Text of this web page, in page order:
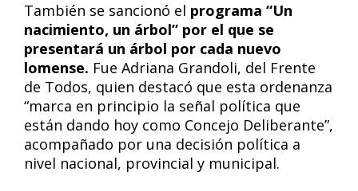
También se sancionó el programa “Un
nacimiento, un árbol” por el que se
presentará un árbol por cada nuevo
lomense. Fue Adriana Grandoli, del Frente
de Todos, quien destacó que esta ordenanza
“marca en principio la señal política que
están dando hoy como Concejo Deliberante”,
acompañado por una decisión política a
nivel nacional, provincial y municipal.